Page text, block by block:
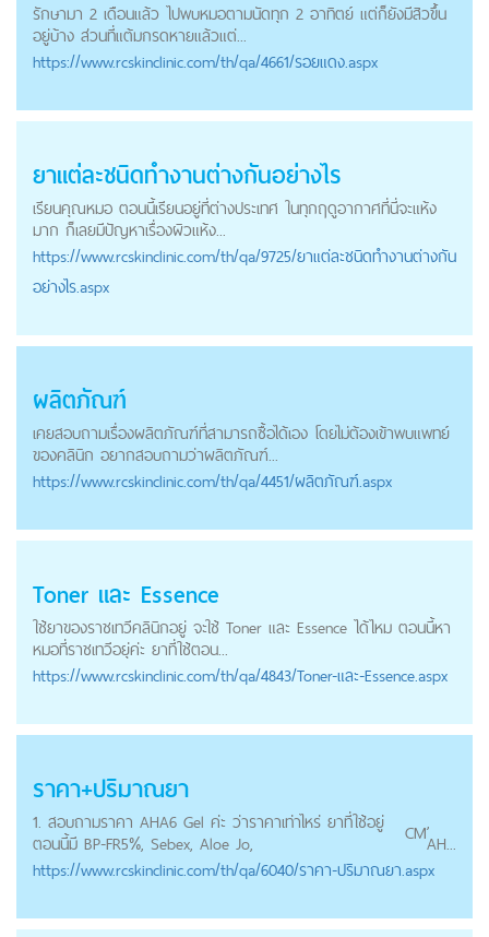
รักษามา 2 เดือนแล้ว ไปพบหมอตามนัดทุก 2 อาทิตย์ แต่ก็ยังมีสิวขึ้น
อยู่บ้าง ส่วนที่แต้มกรดหายแล้วแต่...
https://www.rcskinclinic.com/th/qa/4661/รอยแดง.aspx
ยาแต่ละชนิดทำงานต่างกันอย่างไร
เรียนคุณหมอ ตอนนี้เรียนอยู่ที่ต่างประเทศ ในทุกฤดูอากาศที่นี่จะแห้ง
มาก ก็เลยมีปัญหาเรื่องผิวแห้ง...
https://www.rcskinclinic.com/th/qa/9725/ยาแต่ละชนิดทำงานต่างกัน
อย่างไร.aspx
ผลิตภัณฑ์
เคยสอบถามเรื่องผลิตภัณฑ์ที่สามารถซื้อได้เอง โดยไม่ต้องเข้าพบแพทย์
ของคลินิก อยากสอบถามว่าผลิตภัณฑ์...
https://www.rcskinclinic.com/th/qa/4451/ผลิตภัณฑ์.aspx
Toner และ Essence
ใช้ยาของราชเทวีคลินิกอยู่ จะใช้ Toner และ Essence ได้ไหม ตอนนี้หา
หมอที่ราชเทวีอยุ่ค่ะ ยาที่ใช้ตอน...
https://www.rcskinclinic.com/th/qa/4843/Toner-และ-Essence.aspx
ราคา+ปริมาณยา
1. สอบถามราคา AHA6 Gel ค่ะ ว่าราคาเท่าไหร่ ยาที่ใช้อยู่
ตอนนี้มี BP-FR5%, Sebex, Aloe Jo,
CM,
AH...
https://www.rcskinclinic.com/th/qa/6040/ราคา-ปริมาณยา.aspx